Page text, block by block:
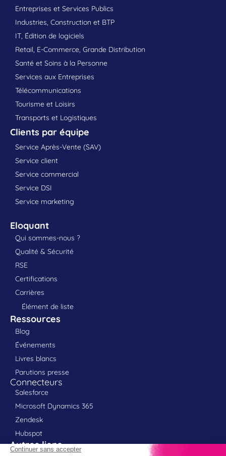
Entreprises et Services Publics
Industries, Construction et BTP
IT, Édition de logiciels
Retail, E-Commerce, Grande Distribution
Santé et Soins à la Personne
Services aux Entreprises
Télécommunications
Tourisme et Loisirs
Transports et Logistiques
Clients par équipe
Service Après-Vente (SAV)
Service client
Service commercial
Service DSI
Service marketing
Eloquant
Qui sommes-nous ?
Qualité & Sécurité
RSE
Certifications
Carrières
Élément de liste
Ressources
Blog
Événements
Livres blancs
Parutions presse
Connecteurs
Salesforce
Microsoft Dynamics 365
Zendesk
Hubspot
Autres liens